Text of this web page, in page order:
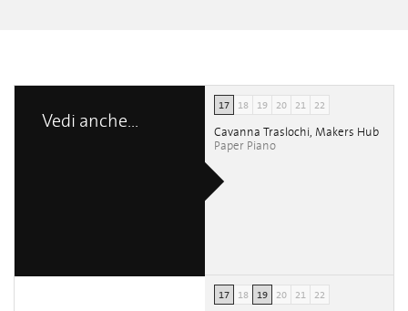
Vedi anche...
17 18 19 20 21 22
Cavanna Traslochi, Makers Hub
Paper Piano
17 18 19 20 21 22